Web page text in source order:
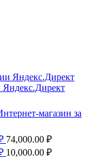
Яндекс.Директ
магазин за
74,000.00 ₽
10,000.00 ₽